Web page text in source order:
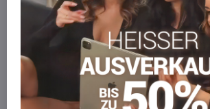
Ware auf Lager
Wir versenden sofort
Werden Sie Teil von everlady
Werden Sie Teil von everlady und
Mitgliedervorteil
bei jedem Einkauf.
Der Vorteil wird automatisch im Warenkorb